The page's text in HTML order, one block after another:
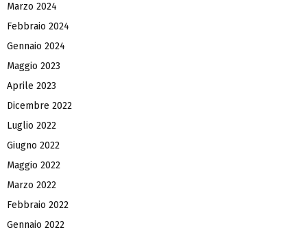
Marzo 2024
Febbraio 2024
Gennaio 2024
Maggio 2023
Aprile 2023
Dicembre 2022
Luglio 2022
Giugno 2022
Maggio 2022
Marzo 2022
Febbraio 2022
Gennaio 2022